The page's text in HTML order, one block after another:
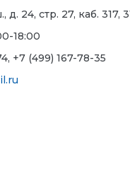
24, стр. 27, каб. 317,
18:00
+7 (499) 167-78-35